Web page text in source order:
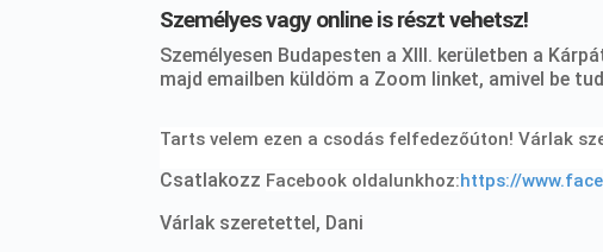
Személyes vagy online is részt vehetsz!
Személyesen Budapesten a XIII. kerületben a
majd emailben küldöm a Zoom linket, amivel be
Tarts velem ezen a csodás felfedezőúton! Várlak
Csatlakozz Facebook oldalunkhoz:https://
Várlak szeretettel, Dani